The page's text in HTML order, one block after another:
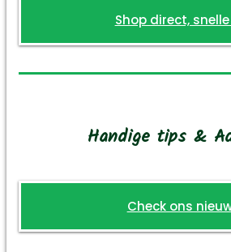
Shop direct,
Handige tips &
Check ons